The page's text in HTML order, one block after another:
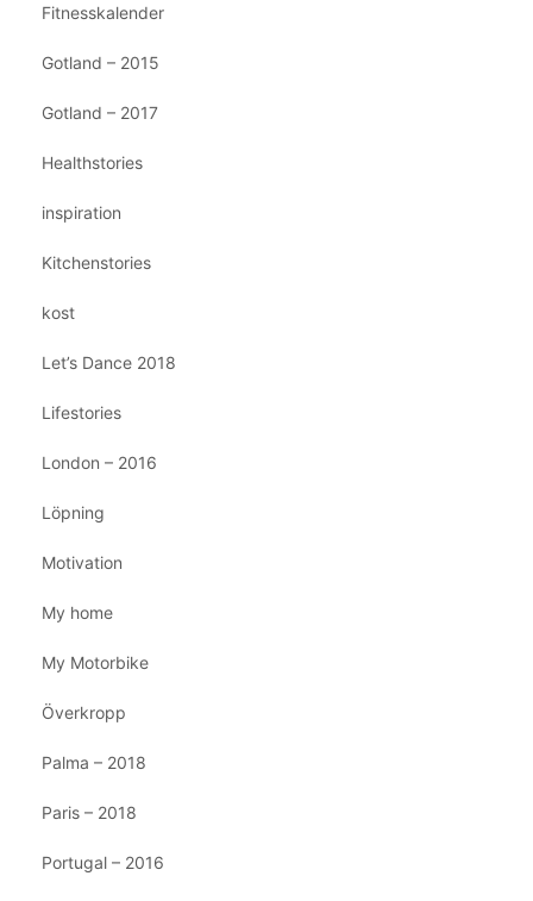
Fitnesskalender
Gotland – 2015
Gotland – 2017
Healthstories
inspiration
Kitchenstories
kost
Let’s Dance 2018
Lifestories
London – 2016
Löpning
Motivation
My home
My Motorbike
Överkropp
Palma – 2018
Paris – 2018
Portugal – 2016